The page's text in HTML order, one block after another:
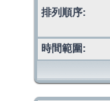
排列順序:
時間範圍: